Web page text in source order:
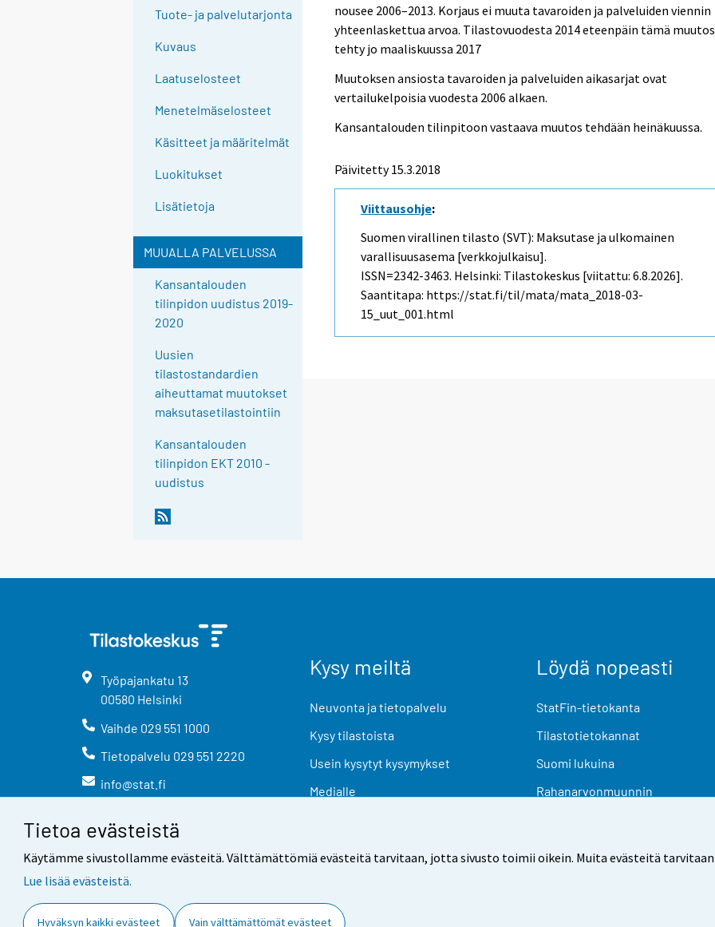
Tietoa evästeistä
Käytämme sivustollamme evästeitä. Välttämättömiä evästeitä tarvitaan, jotta sivusto toimii oikein. Muita evästeitä
Lue lisää evästeistä.
Hyväksyn kaikki evästeet Vain välttämättömät evästeet
Tuote- ja palvelutarjonta
Kuvaus
Laatuselosteet
Menetelmäselosteet
Käsitteet ja määritelmät
Luokitukset
Lisätietoja
MUUALLA PALVELUSSA
Kansantalouden
tilinpidon uudistus 2019-
2020
Uusien
tilastostandardien
aiheuttamat muutokset
maksutasetilastointiin
Kansantalouden
tilinpidon EKT 2010 -
uudistus
nousee 2006–2013. Korjaus ei muuta tavaroiden ja palveluiden viennin
yhteenlaskettua arvoa. Tilastovuodesta 2014 eteenpäin tämä
tehty jo maaliskuussa 2017
Muutoksen ansiosta tavaroiden ja palveluiden aikasarjat ovat
vertailukelpoisia vuodesta 2006 alkaen.
Kansantalouden tilinpitoon vastaava muutos tehdään heinäkuussa.
Päivitetty 15.3.2018
Viittausohje:
Suomen virallinen tilasto (SVT): Maksutase ja ulkomainen
varallisuusasema [verkkojulkaisu].
ISSN=2342-3463. Helsinki: Tilastokeskus [viitattu: 6.8.2026].
Saantitapa: https://stat.fi/til/mata/mata_2018-03-
15_uut_001.html
Työpajankatu 13
00580 Helsinki
Vaihde 029 551 1000
Tietopalvelu 029 551 2220
info@stat.fi
Kysy meiltä
Neuvonta ja tietopalvelu
Kysy tilastoista
Usein kysytyt kysymykset
Medialle
Löydä nopeasti
StatFin-tietokanta
Tilastotietokannat
Suomi lukuina
Rahanarvonmuunnin
Yhteystiedot Palaute